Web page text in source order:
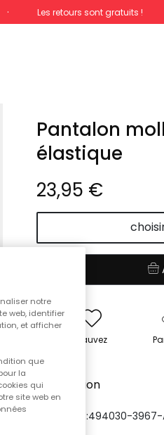
Les retours sont gratuits !
Total
Commencer
Pantalon
élastique
23,95 €
Sauvez
Description
RÉFÉRENCE:494030-
notre
web, identifier
et afficher
que
la
qui
site web en